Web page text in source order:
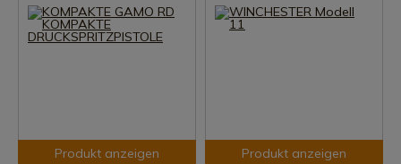
Produkt anzeigen Produkt anzeigen